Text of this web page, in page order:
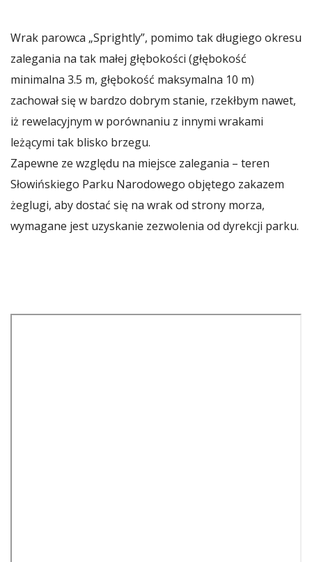
Wrak parowca „Sprightly”, pomimo tak długiego okresu
zalegania na tak małej głębokości (głębokość
minimalna 3.5 m, głębokość maksymalna 10 m)
zachował się w bardzo dobrym stanie, rzekłbym nawet,
iż rewelacyjnym w porównaniu z innymi wrakami
leżącymi tak blisko brzegu.
Zapewne ze względu na miejsce zalegania – teren
Słowińskiego Parku Narodowego objętego zakazem
żeglugi, aby dostać się na wrak od strony morza,
wymagane jest uzyskanie zezwolenia od dyrekcji parku.